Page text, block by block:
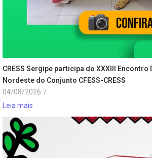
CRESS Sergipe participa do XXXIII
Nordeste do Conjunto CFESS-CRESS
04/08/2026 /
Leia mais